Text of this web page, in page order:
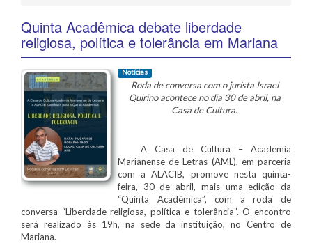
Quinta Acadêmica debate liberdade
religiosa, política e tolerância em Mariana
Notícias
Roda de conversa com o jurista Israel
Quirino acontece no dia 30 de abril, na
Casa de Cultura.
A Casa de Cultura – Academia
Marianense de Letras (AML), em parceria
com a ALACIB, promove nesta quinta-
feira, 30 de abril, mais uma edição da
“Quinta Acadêmica”, com a roda de
conversa “Liberdade religiosa, política e tolerância”. O encontro
será realizado às 19h, na sede da instituição, no Centro de
Mariana.